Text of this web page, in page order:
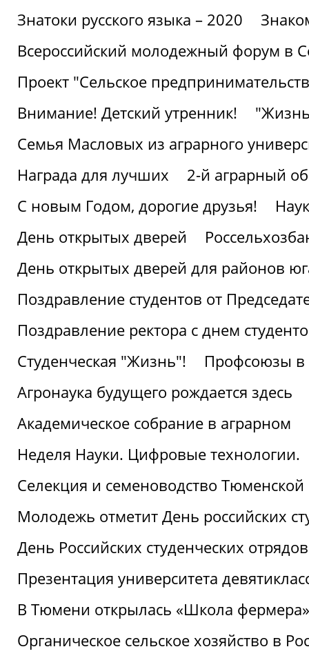
Знатоки русского языка – 2020
Всероссийский молодежный форум в
Проект "Сельское
Внимание! Детский утренник!
Семья Масловых из аграрного
Награда для лучших
2-й аграрный
С новым Годом, дорогие друзья!
День открытых дверей
День открытых дверей для районов
Поздравление студентов от
Поздравление ректора с днем
Студенческая "Жизнь"!
Профсоюзы в
Агронаука будущего рождается здесь
Академическое собрание в аграрном
Неделя Науки. Цифровые технологии.
Селекция и семеноводство Тюменской
Молодежь отметит День российских
День Российских студенческих
Презентация университета
В Тюмени открылась «Школа фермера»
Органическое сельское хозяйство в